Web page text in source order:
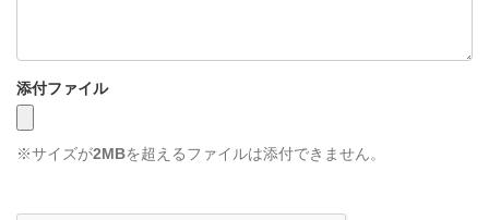
添付ファイル
※サイズが2MBを超えるファイルは添付できません。